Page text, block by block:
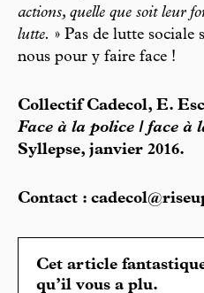
actions, quelle que soit leur
lutte. » Pas de lutte sociale
nous pour y faire face !
Collectif Cadecol, E.
Face à la police / face à
Syllepse, janvier 2016.
Contact :
Cet article
qu’il vous a plu.